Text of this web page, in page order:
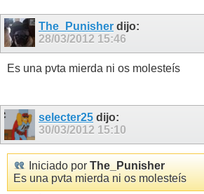
The_Punisher dijo:
28/03/2012 15:46
Es una pvta mierda ni os molesteís
selecter25 dijo:
30/03/2012 15:10
Iniciado por The_Punisher
Es una pvta mierda ni os molesteís